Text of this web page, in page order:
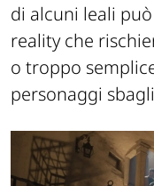
di alcuni leali
reality che
o troppo
personaggi